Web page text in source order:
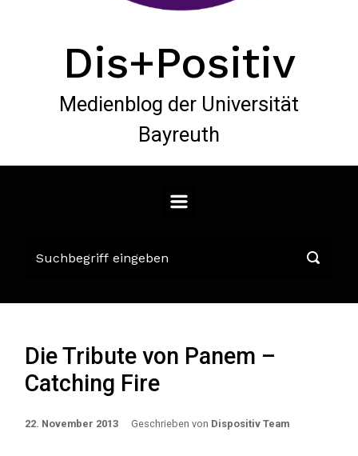
Dis+Positiv
Medienblog der Universität
Bayreuth
Die Tribute von Panem –
Catching Fire
22. November 2013 Geschrieben von Dispositiv Team